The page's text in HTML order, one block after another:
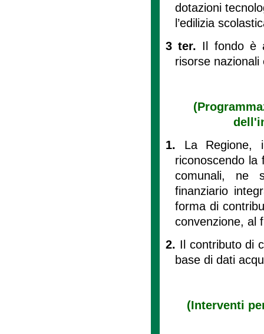
dotazioni
l’edilizia
3 ter. Il fondo è
risorse
1. La Regione,
riconoscendo la
comunali, ne
finanziario
forma di
convenzione, al
2. Il contributo di
base di dati
(Interventi